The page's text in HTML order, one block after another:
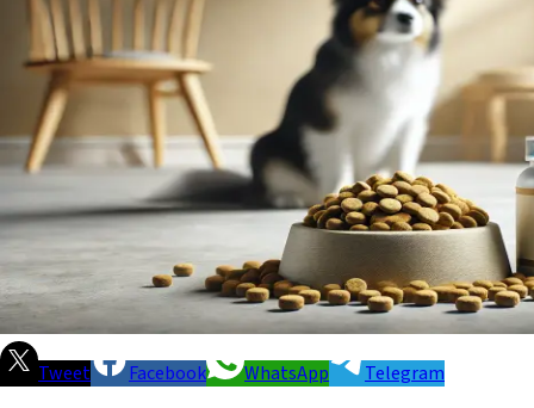
Tweet Facebook WhatsApp Telegram